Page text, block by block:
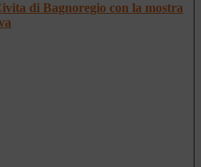
di Bagnoregio con la mostra